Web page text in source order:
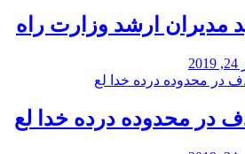
مدیران ارشد وزارت راه
در محدوده درده خدا لع